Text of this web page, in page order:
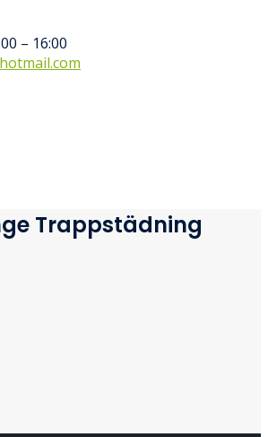
– 16:00
Trappstädning